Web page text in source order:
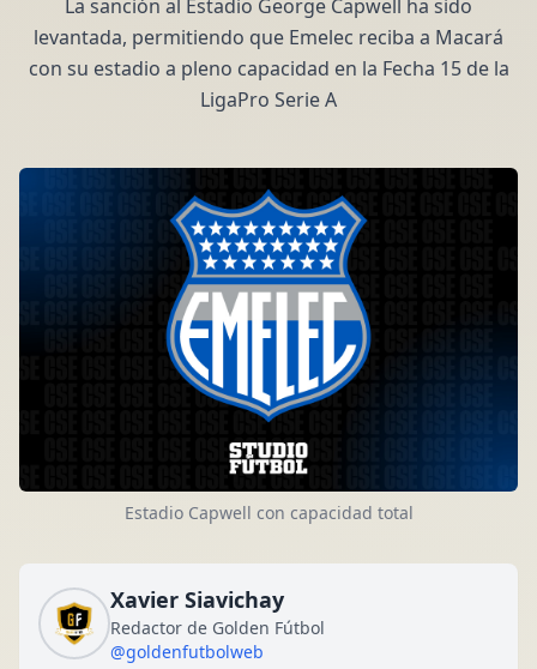
La sanción al Estadio George Capwell ha sido
levantada, permitiendo que Emelec reciba a Macará
con su estadio a pleno capacidad en la Fecha 15 de la
LigaPro Serie A
Estadio Capwell con capacidad total
Xavier Siavichay
Redactor de Golden Fútbol
@goldenfutbolweb